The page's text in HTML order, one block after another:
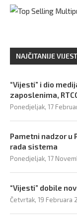
NAJČITANIJE
“Vijesti” i dio
zaposlenima,
Ponedjeljak, 17
Pametni nadzor u
rada sistema
Ponedjeljak, 17
“Vijesti” dobile
Četvrtak, 19 Februara